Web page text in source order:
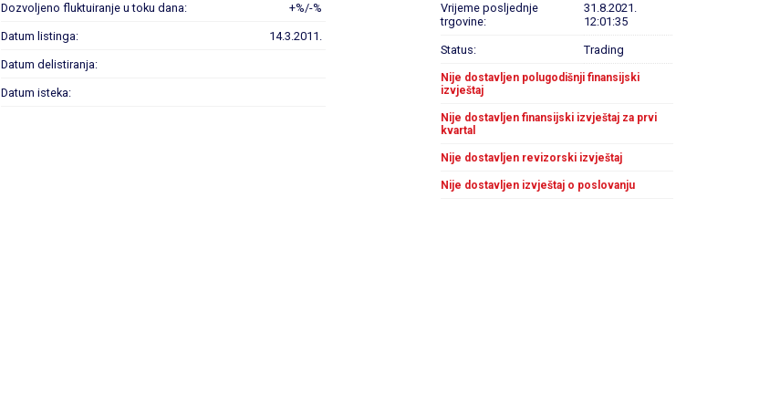
Dozvoljeno fluktuiranje u toku dana: +%/-%
Datum listinga: 14.3.2011.
Datum delistiranja:
Datum isteka:
Vrijeme posljednje
trgovine:
31.8.2021.
12:01:35
Status: Trading
Nije dostavljen polugodišnji finansijski
izvještaj
Nije dostavljen finansijski izvještaj za prvi
kvartal
Nije dostavljen revizorski izvještaj
Nije dostavljen izvještaj o poslovanju